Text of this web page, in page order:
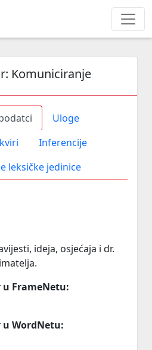
Komuniciranje
Uloge
Inferencije
leksičke jedinice
ideja, osjećaja i dr.
FrameNetu:
WordNetu: